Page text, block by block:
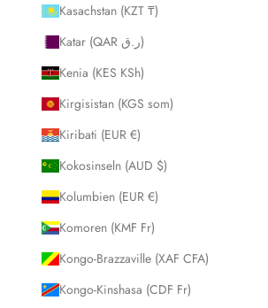
Kasachstan (KZT ₸)
Katar (QAR ر.ق)
Kenia (KES KSh)
Kirgisistan (KGS som)
Kiribati (EUR €)
Kokosinseln (AUD $)
Kolumbien (EUR €)
Komoren (KMF Fr)
Kongo-Brazzaville (XAF CFA)
Kongo-Kinshasa (CDF Fr)